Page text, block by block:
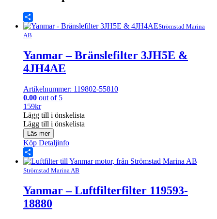
Share
Strömstad Marina
AB
Yanmar – Bränslefilter 3JH5E &
4JH4AE
Artikelnummer: 119802-55810
0.00 out of 5
159kr
Lägg till i önskelista
Lägg till i önskelista
Läs mer
Köp Detaljinfo
Share
Strömstad Marina AB
Yanmar – Luftfilterfilter 119593-
18880